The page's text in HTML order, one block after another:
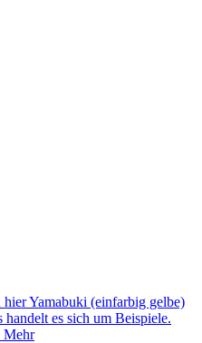
hier Yamabuki (einfarbig gelbe)
es sich um Beispiele.
Mehr